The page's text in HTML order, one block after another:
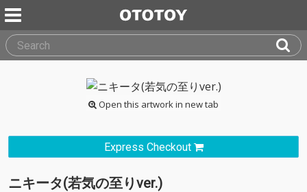
Open this artwork in new tab
Express Checkout
ニキータ(若気の至りver.)